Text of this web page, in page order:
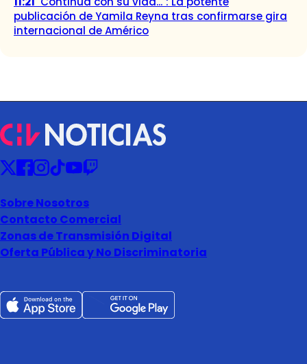
publicación de Yamila Reyna tras confirmarse gira
internacional de Américo
Sobre Nosotros
Contacto Comercial
Zonas de Transmisión Digital
Oferta Pública y No Discriminatoria